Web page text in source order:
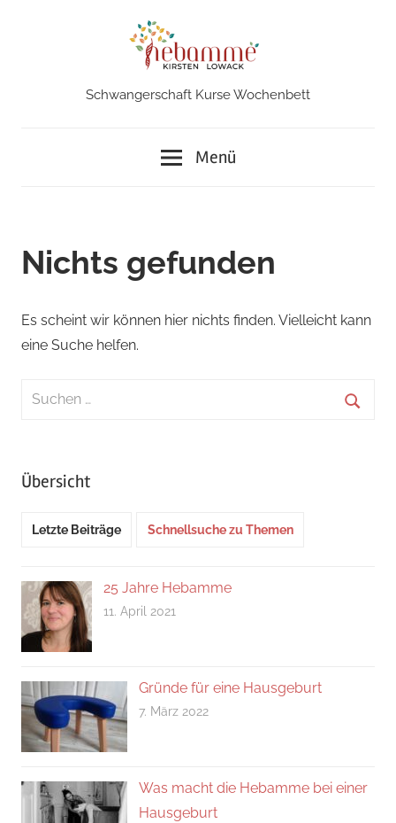
Hebamme
Schwangerschaft Kurse Wochenbett
Menü
Nichts gefunden
Es scheint wir können hier nichts finden. Vielleicht kann
eine Suche helfen.
Suchen
Übersicht
Letzte Beiträge Schnellsuche zu Themen
25 Jahre Hebamme
11. April 2021
Gründe für eine Hausgeburt
7. März 2022
Was macht die Hebamme bei einer
Hausgeburt